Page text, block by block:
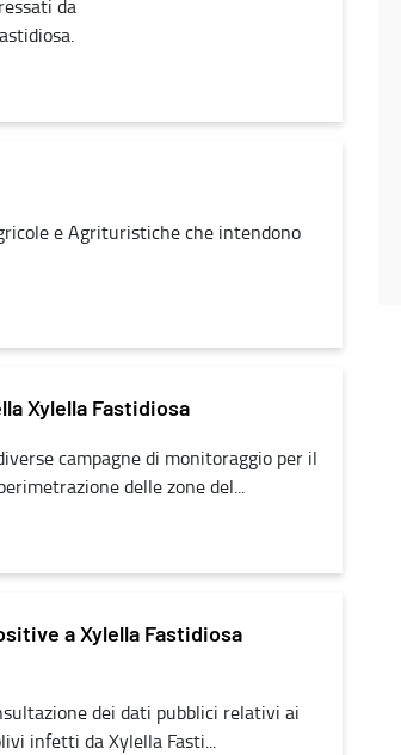
da
e Agrituristiche che intendono
Xylella Fastidiosa
campagne di monitoraggio per il
delle zone del...
a Xylella Fastidiosa
dei dati pubblici relativi ai
infetti da Xylella Fasti...